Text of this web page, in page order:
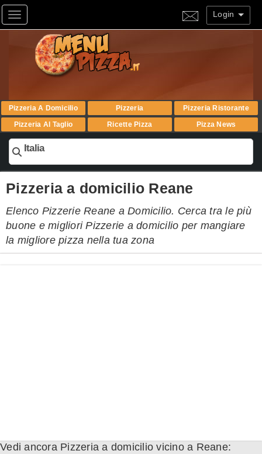
Toggle navigation Login
Pizzeria A Domicilio Pizzeria
Pizzeria Ristorante
Pizzeria Al Taglio
Ricette Pizza Pizza News
Italia
Pizzeria a domicilio Reane
Elenco Pizzerie Reane a Domicilio. Cerca tra le più
buone e migliori Pizzerie a domicilio per mangiare
la migliore pizza nella tua zona
Vedi ancora Pizzeria a domicilio vicino a Reane: